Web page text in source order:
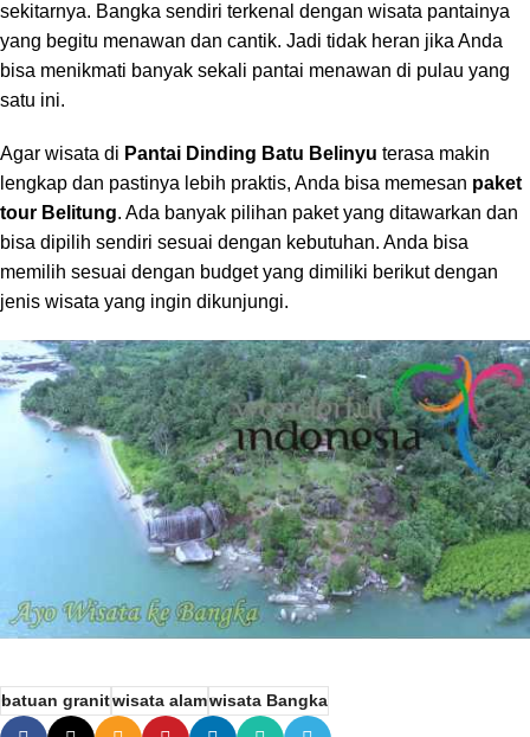
sekitarnya. Bangka sendiri terkenal dengan wisata pantainya
yang begitu menawan dan cantik. Jadi tidak heran jika Anda
bisa menikmati banyak sekali pantai menawan di pulau yang
satu ini.
Agar wisata di Pantai Dinding Batu Belinyu terasa makin
lengkap dan pastinya lebih praktis, Anda bisa memesan paket
tour Belitung. Ada banyak pilihan paket yang ditawarkan dan
bisa dipilih sendiri sesuai dengan kebutuhan. Anda bisa
memilih sesuai dengan budget yang dimiliki berikut dengan
jenis wisata yang ingin dikunjungi.
batuan granitwisata alamwisata Bangka